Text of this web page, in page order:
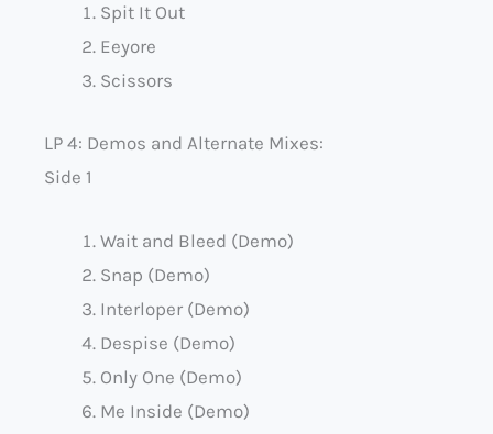
Spit It Out
Eeyore
Scissors
LP 4: Demos and Alternate Mixes:
Side 1
Wait and Bleed (Demo)
Snap (Demo)
Interloper (Demo)
Despise (Demo)
Only One (Demo)
Me Inside (Demo)